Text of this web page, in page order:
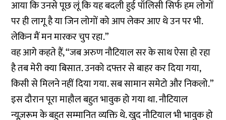
आया कि उनसे पूछ लूं कि यह बदली हुई पॉलिसी सिर्फ हम लोगों
पर ही लागू है या जिन लोगों को आप लेकर आए थे उन पर भी.
लेकिन मैं मन मारकर चुप रहा.”
वह आगे कहते हैं, “जब अरुण नौटियाल सर के साथ ऐसा हो रहा
है तब मेरी क्या बिसात. उनको दफ्तर से बाहर कर दिया गया,
किसी से मिलने नहीं दिया गया. सब सामान समेटो और निकलो.”
इस दौरान पूरा माहौल बहुत भावुक हो गया था. नौटियाल
न्यूज़रूम के बहुत सम्मानित व्यक्ति थे. खुद नौटियाल भी भावुक हो